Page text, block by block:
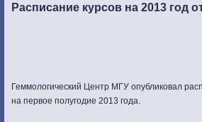
Расписание курсов на 2013 год
Геммологический Центр МГУ опубликовал
на первое полугодие 2013 года.